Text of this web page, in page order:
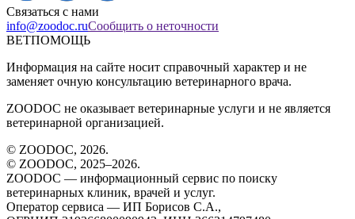
Связаться с нами
info@zoodoc.ruСообщить о неточности
ВЕТПОМОЩЬ
Информация на сайте носит справочный характер и не
заменяет очную консультацию ветеринарного врача.
ZOODOC не оказывает ветеринарные услуги и не является
ветеринарной организацией.
© ZOODOC, 2026.
© ZOODOC, 2025–2026.
ZOODOC — информационный сервис по поиску
ветеринарных клиник, врачей и услуг.
Оператор сервиса — ИП Борисов С.А.,